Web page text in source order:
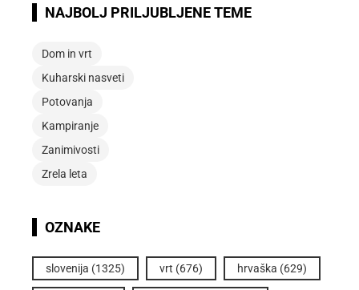
NAJBOLJ PRILJUBLJENE TEME
Dom in vrt
Kuharski nasveti
Potovanja
Kampiranje
Zanimivosti
Zrela leta
OZNAKE
slovenija (1325) vrt (676) hrvaška (629)